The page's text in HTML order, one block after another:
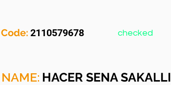
2110579678 checked
HACER SENA SAKALLI